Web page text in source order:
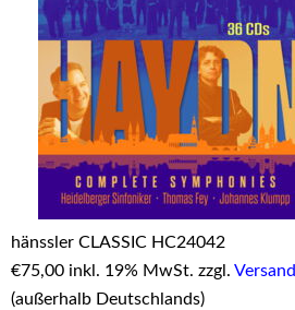
hänssler CLASSIC HC24042
€75,00 inkl. 19% MwSt. zzgl. Versand
(außerhalb Deutschlands)